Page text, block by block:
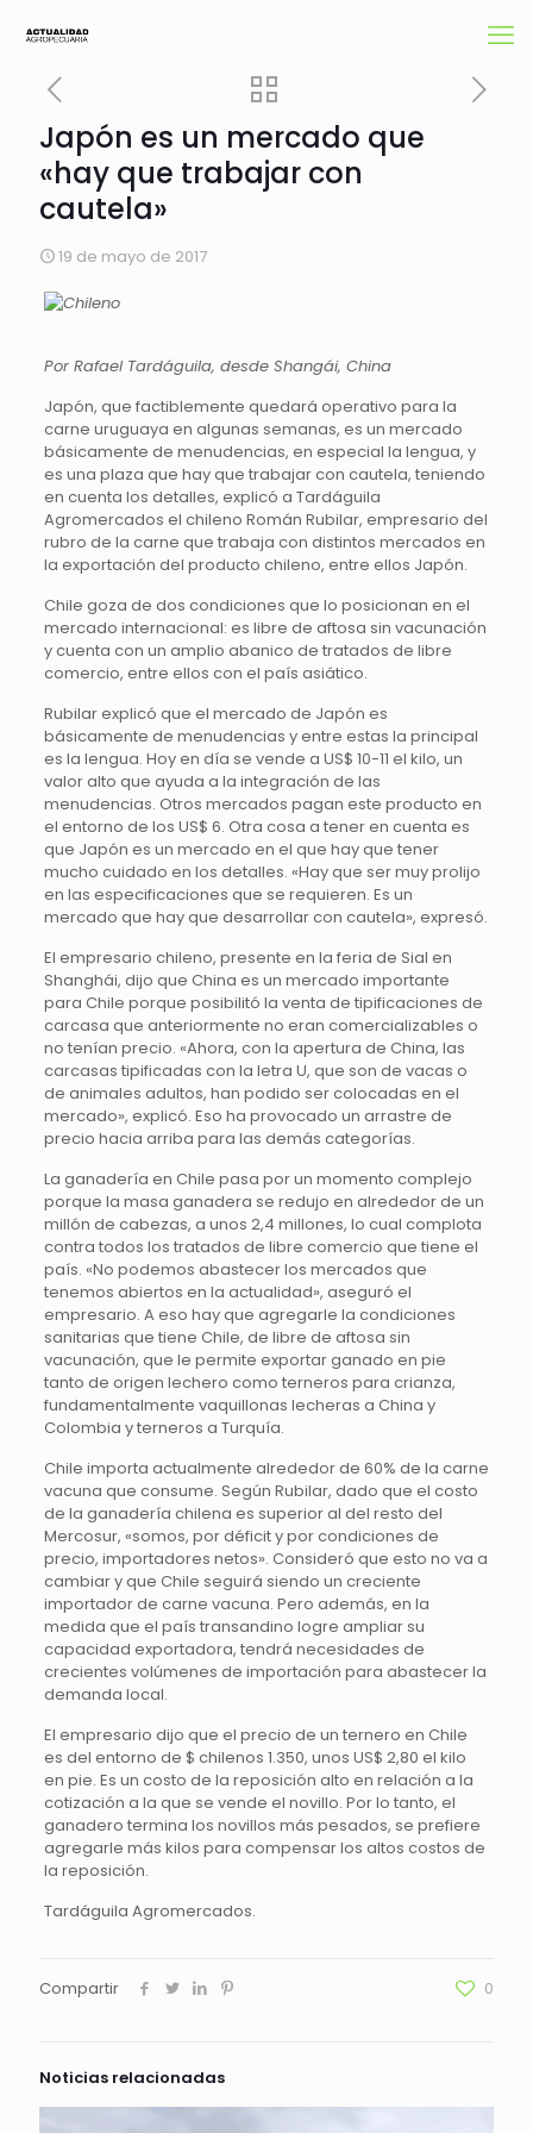
Japón es un mercado que
«hay que trabajar con
cautela»
19 de mayo de 2017
Por Rafael Tardáguila, desde Shangái, China
Japón, que factiblemente quedará operativo para la
carne uruguaya en algunas semanas, es un mercado
básicamente de menudencias, en especial la lengua, y
es una plaza que hay que trabajar con cautela, teniendo
en cuenta los detalles, explicó a Tardáguila
Agromercados el chileno Román Rubilar, empresario del
rubro de la carne que trabaja con distintos mercados en
la exportación del producto chileno, entre ellos Japón.
Chile goza de dos condiciones que lo posicionan en el
mercado internacional: es libre de aftosa sin vacunación
y cuenta con un amplio abanico de tratados de libre
comercio, entre ellos con el país asiático.
Rubilar explicó que el mercado de Japón es
básicamente de menudencias y entre estas la principal
es la lengua. Hoy en día se vende a US$ 10-11 el kilo, un
valor alto que ayuda a la integración de las
menudencias. Otros mercados pagan este producto en
el entorno de los US$ 6. Otra cosa a tener en cuenta es
que Japón es un mercado en el que hay que tener
mucho cuidado en los detalles. «Hay que ser muy prolijo
en las especificaciones que se requieren. Es un
mercado que hay que desarrollar con cautela», expresó.
El empresario chileno, presente en la feria de Sial en
Shanghái, dijo que China es un mercado importante
para Chile porque posibilitó la venta de tipificaciones de
carcasa que anteriormente no eran comercializables o
no tenían precio. «Ahora, con la apertura de China, las
carcasas tipificadas con la letra U, que son de vacas o
de animales adultos, han podido ser colocadas en el
mercado», explicó. Eso ha provocado un arrastre de
precio hacia arriba para las demás categorías.
La ganadería en Chile pasa por un momento complejo
porque la masa ganadera se redujo en alrededor de un
millón de cabezas, a unos 2,4 millones, lo cual complota
contra todos los tratados de libre comercio que tiene el
país. «No podemos abastecer los mercados que
tenemos abiertos en la actualidad», aseguró el
empresario. A eso hay que agregarle la condiciones
sanitarias que tiene Chile, de libre de aftosa sin
vacunación, que le permite exportar ganado en pie
tanto de origen lechero como terneros para crianza,
fundamentalmente vaquillonas lecheras a China y
Colombia y terneros a Turquía.
Chile importa actualmente alrededor de 60% de la carne
vacuna que consume. Según Rubilar, dado que el costo
de la ganadería chilena es superior al del resto del
Mercosur, «somos, por déficit y por condiciones de
precio, importadores netos». Consideró que esto no va a
cambiar y que Chile seguirá siendo un creciente
importador de carne vacuna. Pero además, en la
medida que el país transandino logre ampliar su
capacidad exportadora, tendrá necesidades de
crecientes volúmenes de importación para abastecer la
demanda local.
El empresario dijo que el precio de un ternero en Chile
es del entorno de $ chilenos 1.350, unos US$ 2,80 el kilo
en pie. Es un costo de la reposición alto en relación a la
cotización a la que se vende el novillo. Por lo tanto, el
ganadero termina los novillos más pesados, se prefiere
agregarle más kilos para compensar los altos costos de
la reposición.
Tardáguila Agromercados.
Compartir 0
Noticias relacionadas